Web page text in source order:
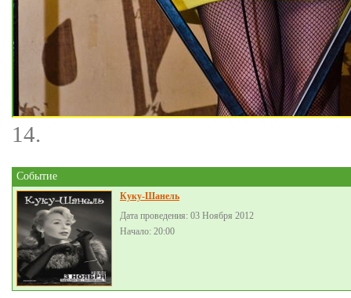
14.
Событие
Куку-Шанель
Дата проведения: 03 Ноября 2012
Начало: 20:00